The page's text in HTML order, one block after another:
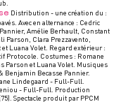
Distribution - une création du :
Avec en alternance : Cedric
Amélie Berhault, Constant
Clara Prezzavento,
Luana Volet. Regard extérieur :
Protocole. Costumes : Romane
Parson et Luana Volet. Musiques
Benjamin Becasse Pannier.
Lindegaard - Full-Full.
- Full-Full. Production
Spectacle produit par PPCM